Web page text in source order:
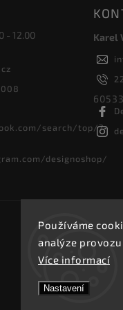
Používáme
analýze
Více informací
Nastavení
- 12.00
search/top/?
designoshop/
Karel